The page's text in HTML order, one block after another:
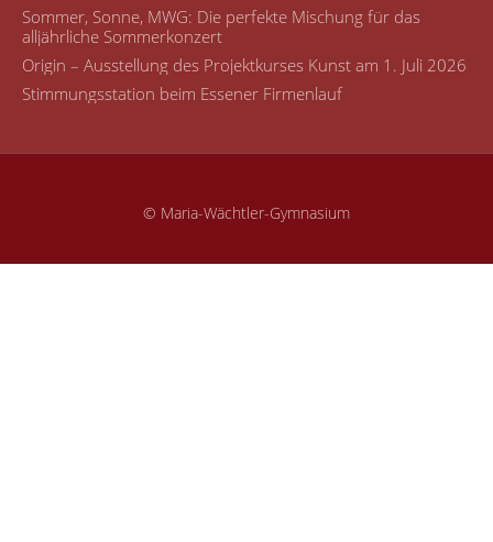
Sommer, Sonne, MWG: Die perfekte Mischung für das
alljährliche Sommerkonzert
Origin – Ausstellung des Projektkurses Kunst am 1. Juli 2026
Stimmungsstation beim Essener Firmenlauf
© Maria-Wächtler-Gymnasium